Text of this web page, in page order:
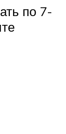
по 7-